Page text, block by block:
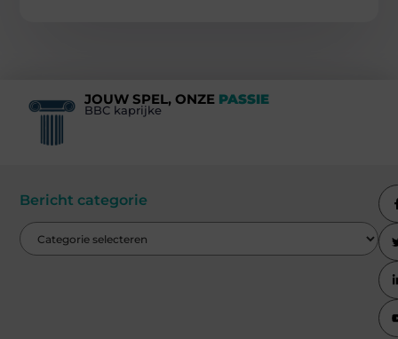
JOUW SPEL, ONZE PASSIE
BBC kaprijke
Bericht categorie